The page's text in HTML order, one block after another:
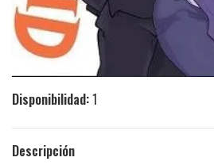
Disponibilidad:1
Descripción